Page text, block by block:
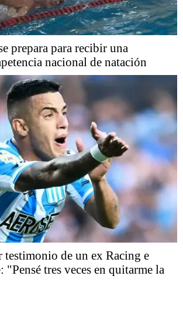
prepara para recibir una
nacional de natación
testimonio de un ex Racing e
"Pensé tres veces en quitarme la